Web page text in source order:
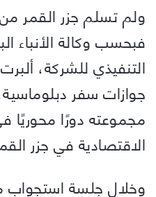
ولم تسلم جزر القمر
فبحسب وكالة الأنباء
التنفيذي للشركة،
جوازات سفر
مجموعته دورًا محوريًا
الاقتصادية في جزر